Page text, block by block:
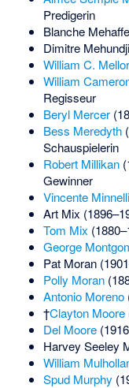
Predigerin
Blanche
Dimitre
William C. Mellor
William
Regisseur
Beryl Mercer
Bess Meredyth
Schauspielerin
Robert Millikan
Gewinner
Vincente Minnelli
Art Mix
Tom Mix
George
Pat Moran
Polly Moran
Antonio Moreno
†Clayton Moore
Del Moore
Harvey Seeley
William
Spud Murphy